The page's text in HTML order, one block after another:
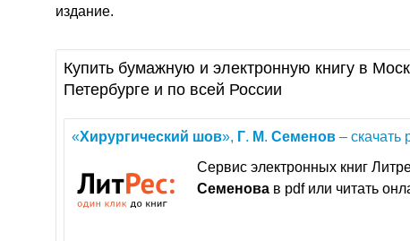
издание.
Купить бумажную и электронную книгу в
Петербурге и по всей России
«Хирургический шов», Г. М. Семенов – скачать
Сервис электронных книг
Семенова в pdf или читать